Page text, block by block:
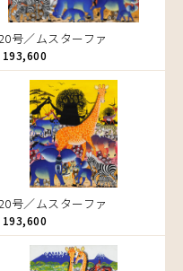
号／ムスターファ
193,600
号／ムスターファ
193,600